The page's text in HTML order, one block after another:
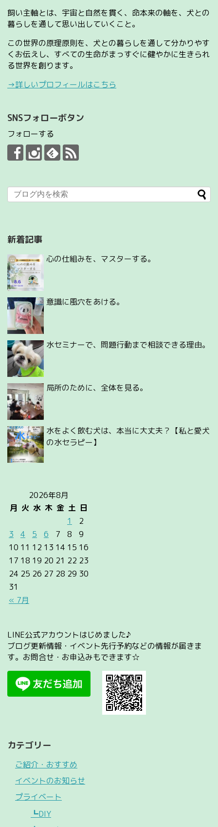
飼い主軸とは、宇宙と自然を貫く、命本来の軸を、犬との
暮らしを通して思い出していくこと。
この世界の原理原則を、犬との暮らしを通して分かりやす
くお伝えし、すべての生命がまっすぐに健やかに生きられ
る世界を創ります。
→詳しいプロフィールはこちら
SNSフォローボタン
フォローする
新着記事
心の仕組みを、マスターする。
意識に風穴をあける。
水セミナーで、問題行動まで相談できる理由。
局所のために、全体を見る。
水をよく飲む犬は、本当に大丈夫？【私と愛犬
の水セラピー】
2026年8月
月 火 水 木 金 土 日
« 7月
1
2
3
4 5 6 7 8
9
10 11 12 13 14 15 16
17 18 19 20 21 22 23
24 25 26 27 28 29 30
31
LINE公式アカウントはじめました♪
ブログ更新情報・イベント先行予約などの情報が届きま
す。お問合せ・お申込みもできます☆
カテゴリー
ご紹介・おすすめ
イベントのお知らせ
プライベート
┗DIY